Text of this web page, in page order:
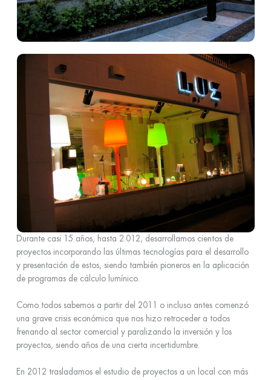
Durante casi 15 años, hasta 2.012, desarrollamos cientos de
proyectos incorporando las últimas tecnologías para el desarrollo
y presentación de estos, siendo también pioneros en la aplicación
de programas de cálculo lumínico.
Como todos sabemos a partir del 2011 o incluso antes comenzó
una grave crisis económica que nos hizo retroceder a todos
frenando al sector comercial y paralizando la inversión y los
proyectos, siendo años de una cierta incertidumbre.
En 2012 trasladamos el estudio de proyectos a un local con más